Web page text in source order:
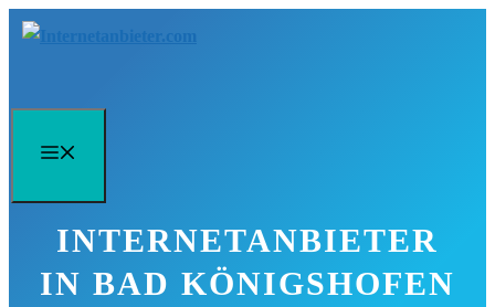
Zum
INTERNETANBIETER
IN BAD KÖNIGSHOFEN